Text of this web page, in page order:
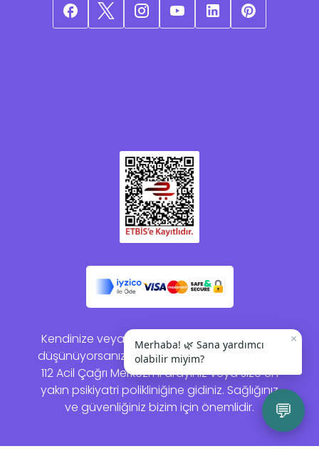
Kendinize veya bir başkasına zarar vermeyi
düşünüyorsanız lütfen acil yardım almak için
112 Acil Çağrı Merkezi'ni arayınız veya size en
yakın psikiyatri polikliniğine gidiniz. Sağlığınız
ve güvenliğiniz bizim için önemlidir.
💬
×
Merhaba! 🌿 Sana yardımcı
olabilir miyim?